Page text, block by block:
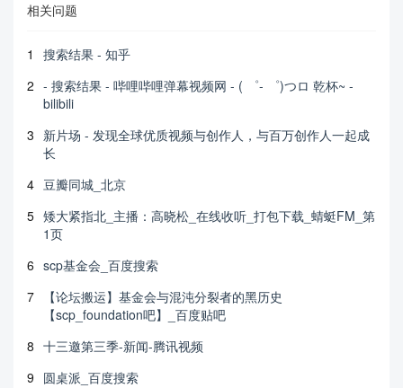
相关问题
1
搜索结果 - 知乎
2 - 搜索结果 - 哔哩哔哩弹幕视频网 - ( ゜- ゜)つロ 乾杯~ -
bilibili
3 新片场 - 发现全球优质视频与创作人，与百万创作人一起成
长
4 豆瓣同城_北京
5 矮大紧指北_主播：高晓松_在线收听_打包下载_蜻蜓FM_第
1页
6 scp基金会_百度搜索
7
【论坛搬运】基金会与混沌分裂者的黑历史
【scp_foundation吧】_百度贴吧
8 十三邀第三季-新闻-腾讯视频
9 圆桌派_百度搜索